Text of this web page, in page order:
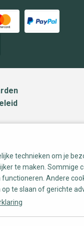
technieken om je
te maken. Sommige
Andere
te slaan of gerichte